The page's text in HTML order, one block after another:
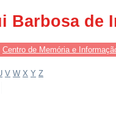
Barbosa de
Centro de Memória e
V W X Y Z